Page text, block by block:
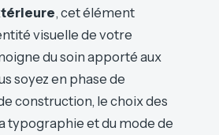
, cet élément
visuelle de votre
du soin apporté aux
soyez en phase de
construction, le choix des
typographie et du mode de